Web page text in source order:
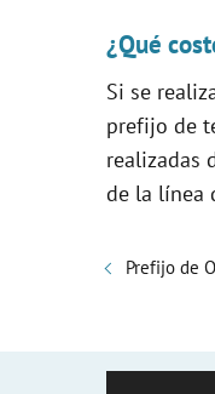
¿Qué
Si se
prefijo de
realizadas
de la línea
Prefijo de